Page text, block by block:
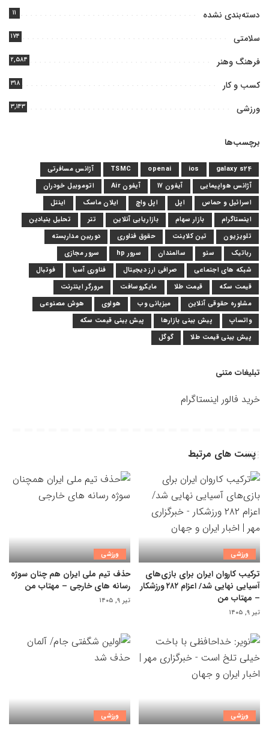
دسته‌بندی نشده ۱۱
سلامتی ۱۷۴
فرهنگ وهنر ۲,۵۸۴
کسب و کار ۳۱۸
ورزشی ۳,۱۴۳
برچسب‌ها
galaxy s24
ios
openai
TSMC
آژانس مسافرتی
آژانس هواپیمایی
آیفون 17 آیفون Air
اتوموبیل خودران
اسرائیل و حماس
اپل اپل واچ ایلان ماسک
اینتل
اینستاگرام
بازار سهام بازاریابی آنلاین تتر
تحلیل بنیادین
تلویزیون
تین کلاینت حقوق فناوری
دوربین مداربسته
رباتیک
سئو سالمندان سرور hp
سرور مجازی
شبکه های اجتماعی
صرافی ارز دیجیتال فناوری آسیا
فوتبال
قیمت سکه
قیمت طلا مایکروسافت
مرورگر اینترنت
مشاوره حقوقی آنلاین
میزبانی وب هواوی
هوش مصنوعی
واتساپ
پیش بینی بازارها
پیش بینی قیمت سکه
پیش بینی قیمت طلا
گوگل
تبلیغات متنی
خرید فالور اینستاگرام
پست های مرتبط
ورزشی
ترکیب کاروان ایران برای بازی‌های
آسیایی نهایی شد/ اعزام ۲۸۲ ورزشکار
– مهتاب من
تیر ۹, ۱۴۰۵
ورزشی
حذف تیم ملی ایران هم چنان سوژه
رسانه های خارجی – مهتاب من
تیر ۹, ۱۴۰۵
ورزشی ورزشی